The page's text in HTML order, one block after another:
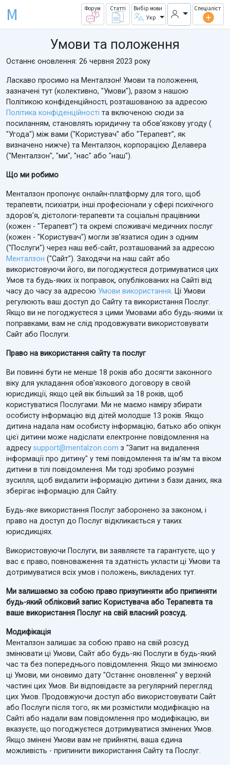
M Форум Статті
Вибір мови
Укр
Спеціаліст
Умови та положення
Останнє оновлення: 26 червня 2023 року
Ласкаво просимо на Менталзон! Умови та положення,
зазначені тут (колективно, "Умови"), разом з нашою
Політикою конфіденційності, розташованою за адресою
Політика конфіденційності та включеною сюди за
посиланням, становлять юридичну та обов'язкову угоду (
"Угода") між вами ("Користувач" або "Терапевт", як
визначено нижче) та Менталзон, корпорацією Делавера
("Менталзон", "ми", "нас" або "наш").
Що ми робимо
Менталзон пропонує онлайн-платформу для того, щоб
терапевти, психіатри, інші професіонали у сфері психічного
здоров'я, дієтологи-терапевти та соціальні працівники
(кожен - "Терапевт") та окремі споживачі медичних послуг
(кожен - "Користувач") могли зв'язатися один з одним
("Послуги") через наш веб-сайт, розташований за адресою
Менталзон ("Сайт"). Заходячи на наш сайт або
використовуючи його, ви погоджуєтеся дотримуватися цих
Умов та будь-яких їх поправок, опублікованих на Сайті від
часу до часу за адресою Умови використання. Ці Умови
регулюють ваш доступ до Сайту та використання Послуг.
Якщо ви не погоджуєтеся з цими Умовами або будь-якими їх
поправками, вам не слід продовжувати використовувати
Сайт або Послуги.
Право на використання сайту та послуг
Ви повинні бути не менше 18 років або досягти законного
віку для укладання обов'язкового договору в своїй
юрисдикції, якщо цей вік більший за 18 років, щоб
користуватися Послугами. Ми не маємо наміру збирати
особисту інформацію від дітей молодше 13 років. Якщо
дитина надала нам особисту інформацію, батько або опікун
цієї дитини може надіслати електронне повідомлення на
адресу support@mentalzon.com з "Запит на видалення
інформації про дитину" у темі повідомлення та ім'ям та віком
дитини в тілі повідомлення. Ми тоді зробимо розумні
зусилля, щоб видалити інформацію дитини з бази даних, яка
зберігає інформацію для Сайту.
Будь-яке використання Послуг заборонено за законом, і
право на доступ до Послуг відкликається у таких
юрисдикціях.
Використовуючи Послуги, ви заявляєте та гарантуєте, що у
вас є право, повноваження та здатність укласти ці Умови та
дотримуватися всіх умов і положень, викладених тут.
Ми залишаємо за собою право призупиняти або припиняти
будь-який обліковий запис Користувача або Терапевта та
ваше використання Послуг на свій власний розсуд.
Модифікація
Менталзон залишає за собою право на свій розсуд
змінювати ці Умови, Сайт або будь-які Послуги в будь-який
час та без попереднього повідомлення. Якщо ми змінюємо
ці Умови, ми оновимо дату "Останнє оновлення" у верхній
частині цих Умов. Ви відповідаєте за регулярний перегляд
цих Умов. Продовжуючи доступ або використовувати Сайт
або Послуги після того, як ми розмістили модифікацію на
Сайті або надали вам повідомлення про модифікацію, ви
вказуєте, що погоджуєтеся дотримуватися змінених Умов.
Якщо змінені Умови вам не прийнятні, ваша єдина
можливість - припинити використання Сайту та Послуг.